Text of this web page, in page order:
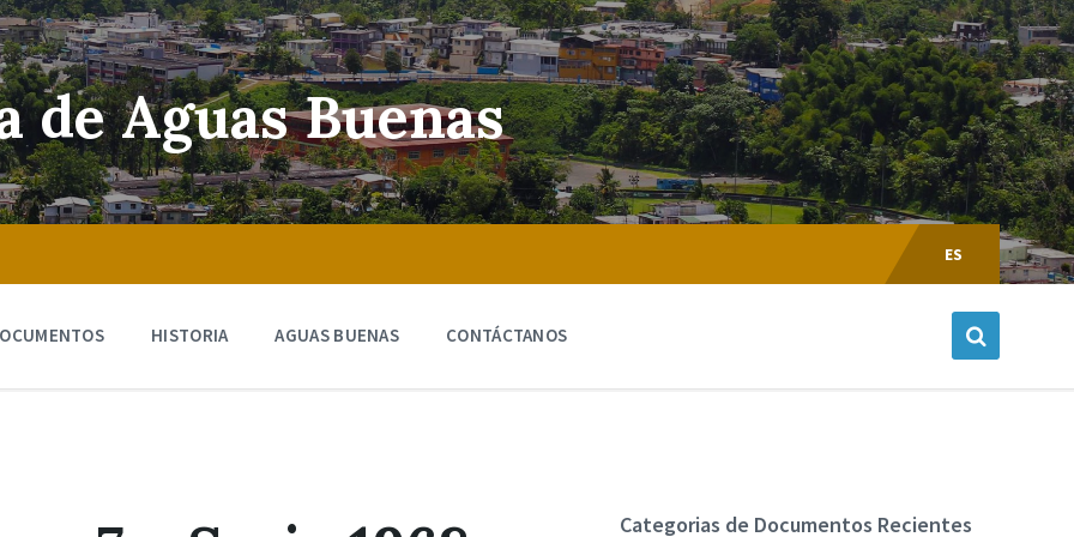
de Aguas Buenas
Escoger
Lenguaje:
ES
HISTORIA AGUAS BUENAS CONTÁCTANOS
Categorias de Documentos Recientes